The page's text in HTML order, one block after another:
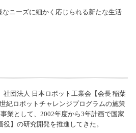
ニーズに細かく応じられる新たな生活
社団法人 日本ロボット工業会【会長 稲葉
紀ロボットチャレンジプログラムの施策
業として、2002年度から3年計画で国家
】の研究開発を推進してきた。